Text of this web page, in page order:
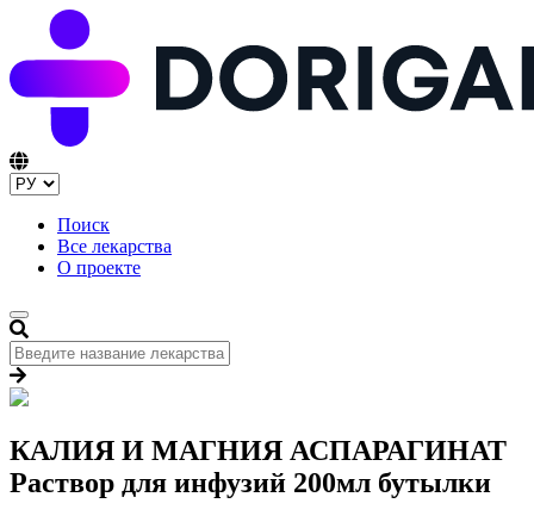
Поиск
Все лекарства
О проекте
КАЛИЯ И МАГНИЯ АСПАРАГИНАТ
Раствор для инфузий 200мл бутылки